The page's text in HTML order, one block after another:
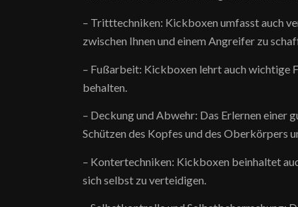
– Tritttechniken: Kickboxen umfasst auch
zwischen Ihnen und einem Angreifer zu
– Fußarbeit: Kickboxen lehrt auch wichtige
behalten.
– Deckung und Abwehr: Das Erlernen einer
Schützen des Kopfes und des Oberkörpers
– Kontertechniken: Kickboxen beinhaltet
sich selbst zu verteidigen.